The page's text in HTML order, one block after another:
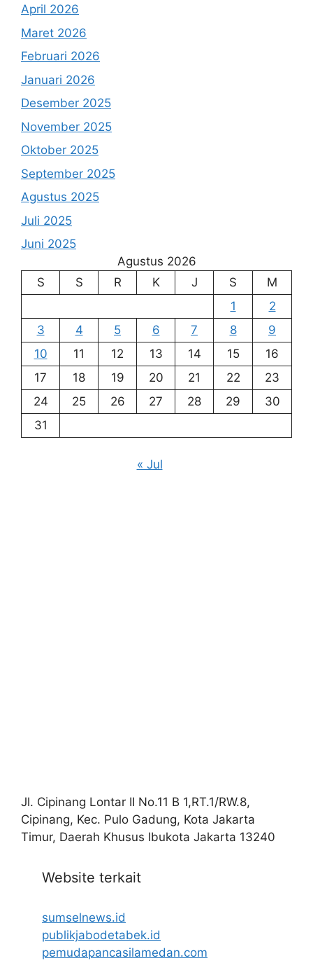
April 2026
Maret 2026
Februari 2026
Januari 2026
Desember 2025
November 2025
Oktober 2025
September 2025
Agustus 2025
Juli 2025
Juni 2025
Agustus 2026
S
S R K J S
M
1
2
3
4 5 6 7 8
9
10
11 12 13 14 15
16
17
18 19 20 21 22
23
24
25 26 27 28 29
30
31
« Jul
Jl. Cipinang Lontar II No.11 B 1,RT.1/RW.8,
Cipinang, Kec. Pulo Gadung, Kota Jakarta
Timur, Daerah Khusus Ibukota Jakarta 13240
Website terkait
sumselnews.id
publikjabodetabek.id
pemudapancasilamedan.com